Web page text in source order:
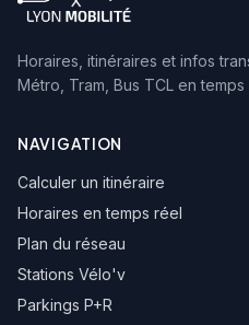
Horaires, itinéraires et infos
Métro, Tram, Bus TCL en temps
NAVIGATION
Calculer un itinéraire
Horaires en temps réel
Plan du réseau
Stations Vélo'v
Parkings P+R